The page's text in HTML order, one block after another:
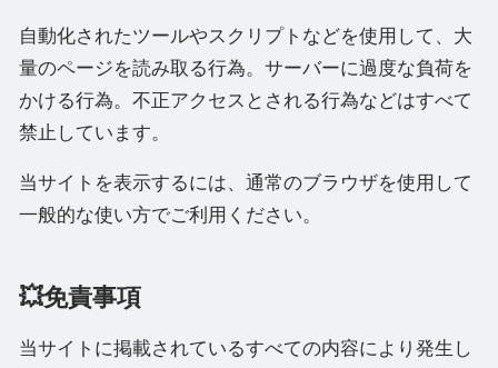
自動化されたツールやスクリプトなどを使用して、大
量のページを読み取る行為。サーバーに過度な負荷を
かける行為。不正アクセスとされる行為などはすべて
禁止しています。
当サイトを表示するには、通常のブラウザを使用して
一般的な使い方でご利用ください。
💥免責事項
当サイトに掲載されているすべての内容により発生し